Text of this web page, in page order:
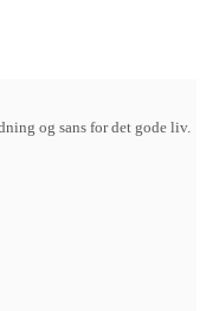
og sans for det gode liv.